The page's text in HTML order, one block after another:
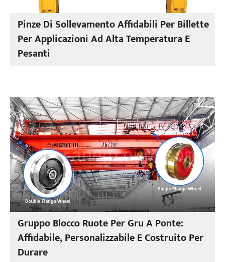
Pinze Di Sollevamento Affidabili Per Billette
Per Applicazioni Ad Alta Temperatura E
Pesanti
Gruppo Blocco Ruote Per Gru A Ponte:
Affidabile, Personalizzabile E Costruito Per
Durare